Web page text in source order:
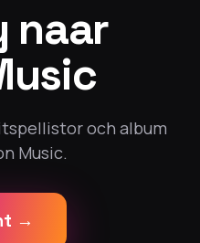
naar
och album
Music.
→